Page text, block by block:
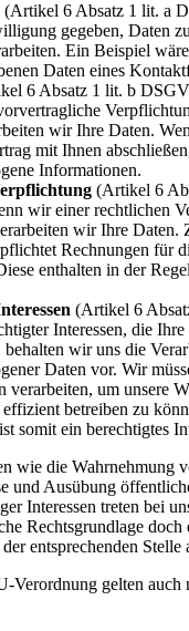
(Artikel 6 Absatz 1 lit. a
gegeben, Daten
Ein Beispiel
Daten eines
6 Absatz 1 lit. b
wir Ihre Daten.
mit Ihnen
Informationen.
(Artikel 6
wir einer rechtlichen
wir Ihre Daten.
Rechnungen für
enthalten in der
(Artikel 6
Interessen, die
behalten wir uns die
Daten vor. Wir
verarbeiten, um unsere
betreiben zu
somit ein berechtigtes
wie die Wahrnehmung
und Ausübung
Interessen treten bei
Rechtsgrundlage doch
entsprechenden Stelle
Verordnung gelten auch